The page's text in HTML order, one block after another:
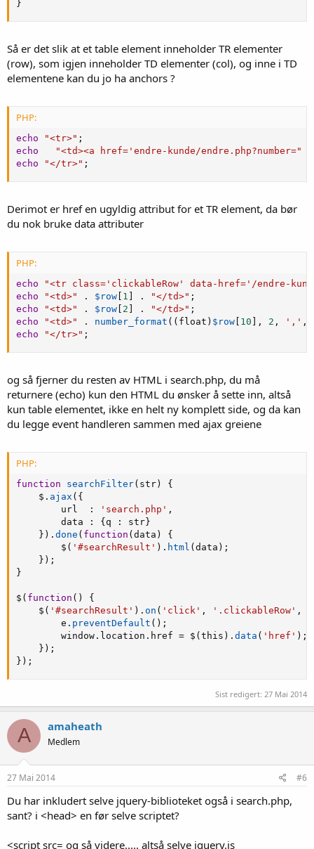
}
Så er det slik at et table element inneholder TR elementer
(row), som igjen inneholder TD elementer (col), og inne i TD
elementene kan du jo ha anchors ?
PHP:
echo "<tr>" ;
echo
"<td><a href='endre-kunde/endre.php?number="
echo
"</tr>" ;
Derimot er href en ugyldig attribut for et TR element, da bør
du nok bruke data attributer
PHP:
echo
"<tr class='clickableRow' data-href='/endre-
echo
"<td>" . $row [ 1 ] . "</td>" ;
echo
"<td>" . $row [ 2 ] . "</td>" ;
echo
"<td>" . number_format ( ( float ) $row [ 10 ] , 2 , ',' ,
echo
"</tr>" ;
og så fjerner du resten av HTML i search.php, du må
returnere (echo) kun den HTML du ønsker å sette inn, altså
kun table elementet, ikke en helt ny komplett side, og da kan
du legge event handleren sammen med ajax greiene
PHP:
function searchFilter( str)
{
    $
. ajax ( {
        url
: 'search.php' ,
        data
: {q : str}
} ) . done ( function (data )
{
        $
( '#searchResult' ) . html (data ) ;
} ) ;
}
$ ( function ( )
{
    $
( '#searchResult' ) . on ( 'click' , '.clickableRow' ,
        e
. preventDefault ( ) ;
        window
. location . href = $ (this ) . data ( 'href' ) ;
} ) ;
} ) ;
Sist redigert: 27 Mai 2014
A amaheath
Medlem
27 Mai 2014 #6
Du har inkludert selve jquery-biblioteket også i search.php,
sant? i <head> en før selve scriptet?
<script src= og så videre..... altså selve jquery.js